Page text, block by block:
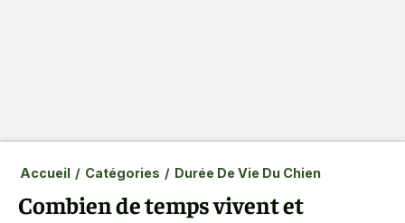
Accueil / Catégories / Durée De Vie Du Chien
Combien de temps vivent et